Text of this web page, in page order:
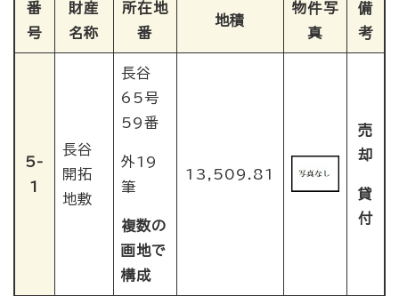
番
号
財産
名称
所在地
番
地積
物件写
真
備
考
5-
1
長谷
開拓
地敷
長谷
65号
59番
外19
筆
複数の
画地で
構成
13,509.81
売
却
貸
付